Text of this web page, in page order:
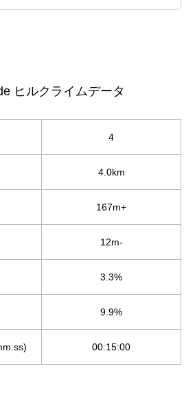
ヒルクライムデータ
4
4.0km
167m+
12m-
3.3%
9.9%
00:15:00